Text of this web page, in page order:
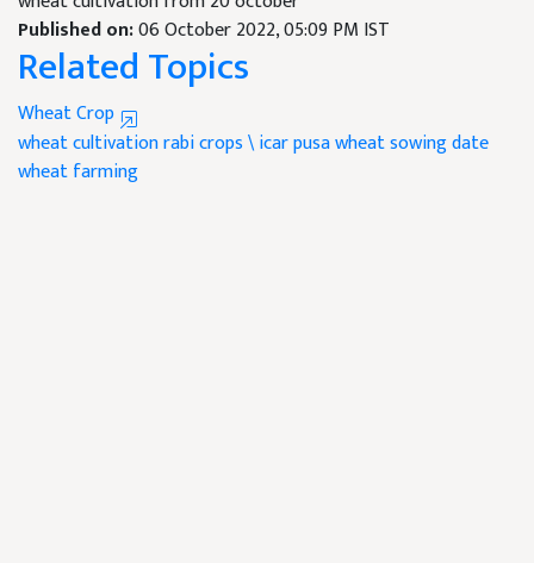
Published on:06 October 2022, 05:09 PM IST
Related Topics
Wheat Crop
wheat cultivationrabi crops \icar pusawheat sowing date
wheat farming